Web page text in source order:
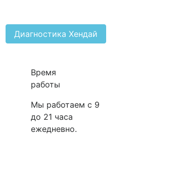
Диагностика Хендай
Время
работы
Мы работаем с 9
до 21 часа
ежедневно.